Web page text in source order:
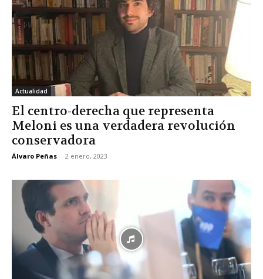
Actualidad
El centro-derecha que representa
Meloni es una verdadera revolución
conservadora
Álvaro Peñas - 2 enero, 2023